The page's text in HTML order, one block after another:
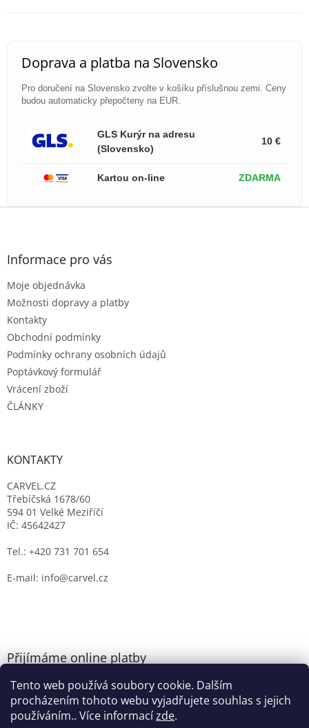
Tento web používá soubory cookie. Dalším
procházením tohoto webu vyjadřujete souhlas s jejich
používáním.. Více informacízde.
Doprava a platba na Slovensko
Pro doručení na Slovensko zvolte v košíku příslušnou zemi. Ceny
budou automaticky přepočteny na EUR.
GLS Kurýr na adresu
(Slovensko)
10 €
Kartou on-line ZDARMA
Z
Informace pro vás
Moje objednávka
Možnosti dopravy a platby
Kontakty
Obchodní podmínky
Podmínky ochrany osobních údajů
Poptávkový formulář
Vrácení zboží
ČLÁNKY
KONTAKTY
CARVEL.CZ
Třebíčská 1678/60
594 01 Velké Meziříčí
IČ: 45642427
Tel.: +420 731 701 654
E-mail: info@carvel.cz
Přijímáme online platby